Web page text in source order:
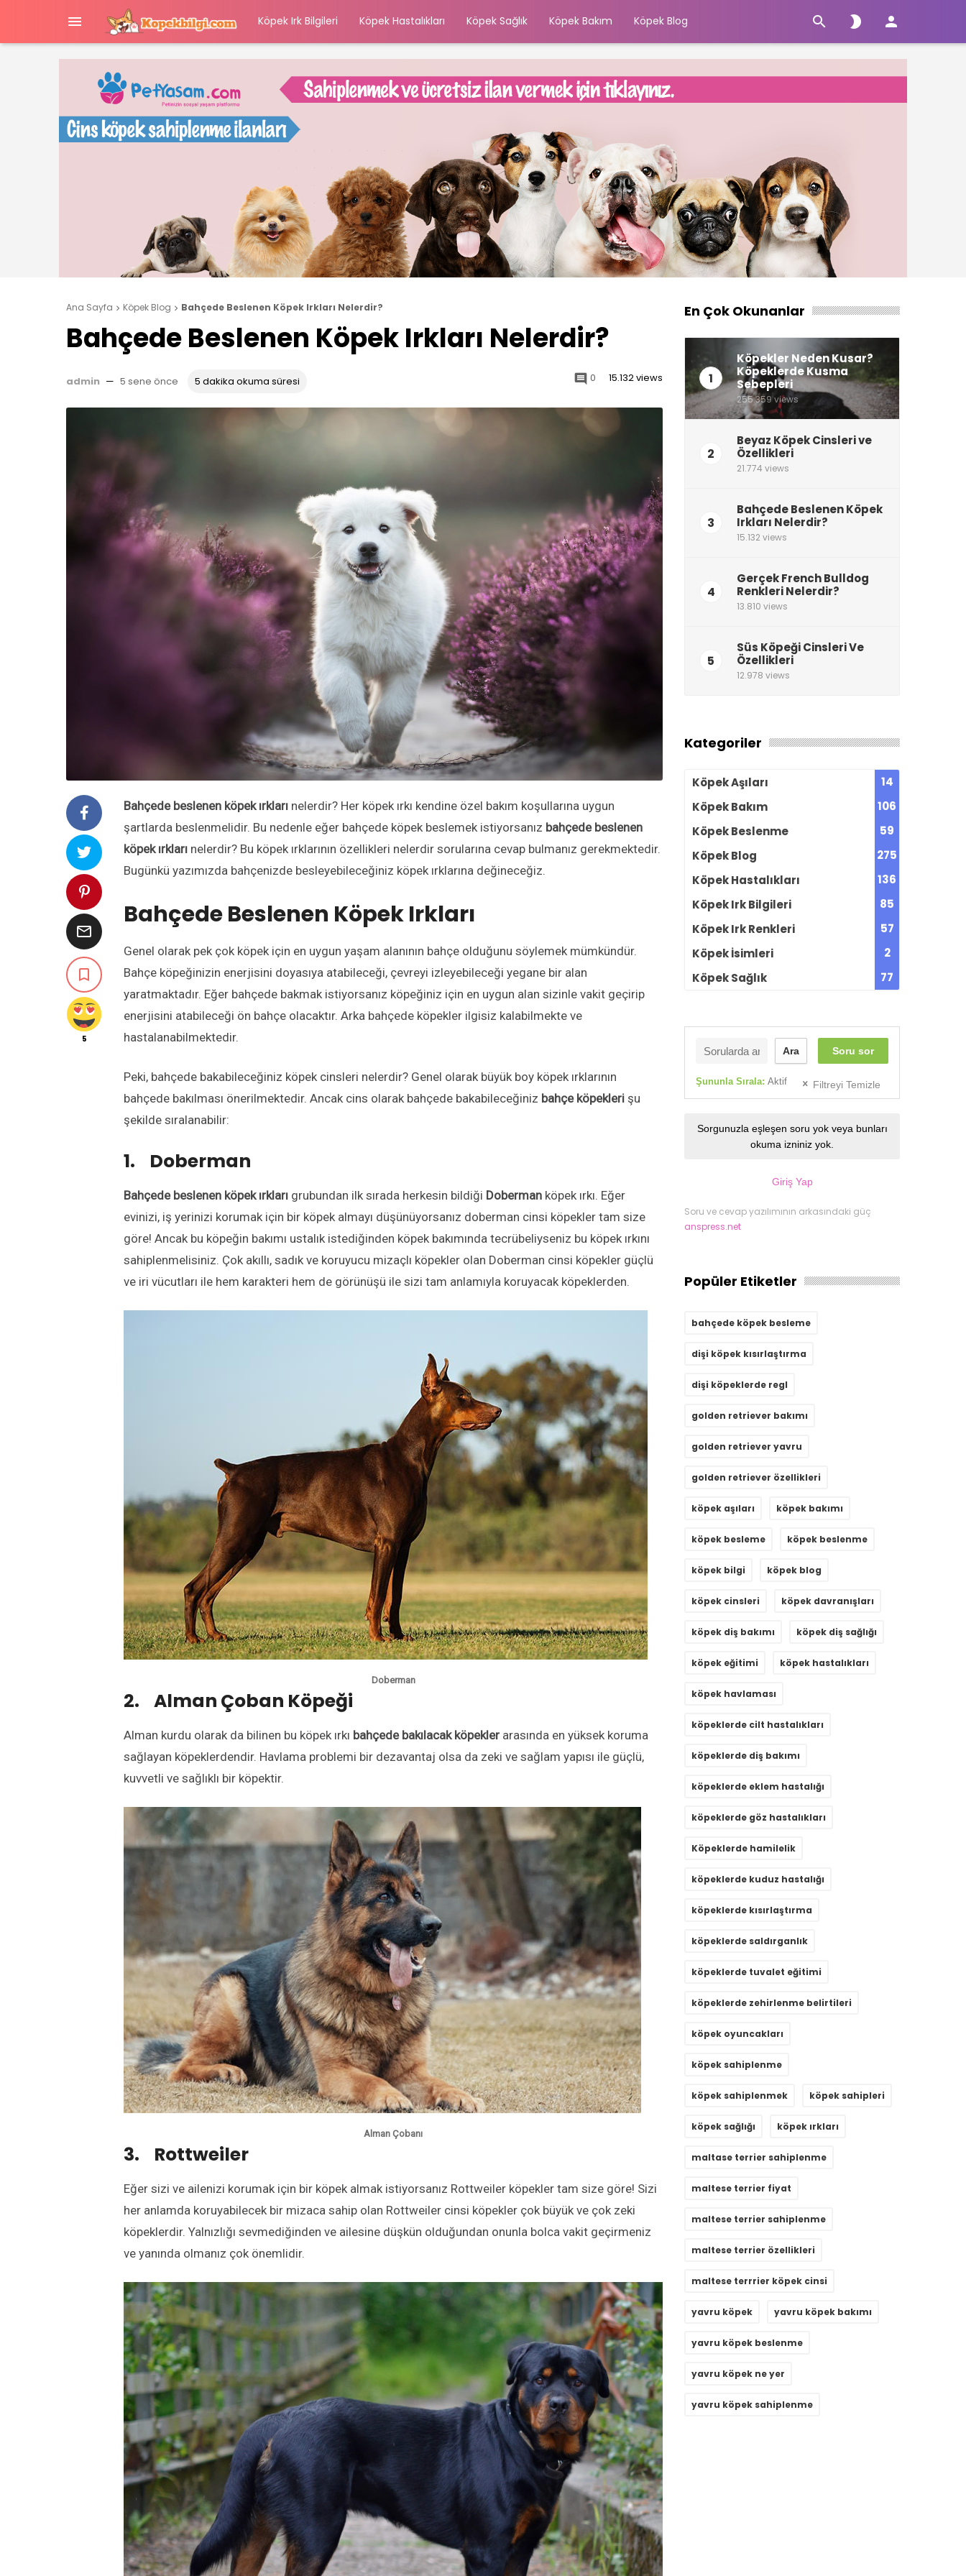
 Köpek Irk Bilgileri Köpek Hastalıkları Köpek Sağlık Köpek Bakım Köpek Blog   
Ana Sayfa  Köpek Blog  Bahçede Beslenen Köpek Irkları Nelerdir?
Bahçede Beslenen Köpek Irkları Nelerdir?
admin — 5 sene önce 5 dakika okuma süresi  0 15.132 views


5
Bahçede beslenen köpek ırkları nelerdir? Her köpek ırkı kendine özel bakım koşullarına uygun
şartlarda beslenmelidir. Bu nedenle eğer bahçede köpek beslemek istiyorsanız bahçede beslenen
köpek ırkları nelerdir? Bu köpek ırklarının özellikleri nelerdir sorularına cevap bulmanız gerekmektedir.
Bugünkü yazımızda bahçenizde besleyebileceğiniz köpek ırklarına değineceğiz.
Bahçede Beslenen Köpek Irkları
Genel olarak pek çok köpek için en uygun yaşam alanının bahçe olduğunu söylemek mümkündür.
Bahçe köpeğinizin enerjisini doyasıya atabileceği, çevreyi izleyebileceği yegane bir alan
yaratmaktadır. Eğer bahçede bakmak istiyorsanız köpeğiniz için en uygun alan sizinle vakit geçirip
enerjisini atabileceği ön bahçe olacaktır. Arka bahçede köpekler ilgisiz kalabilmekte ve
hastalanabilmektedir.
Peki, bahçede bakabileceğiniz köpek cinsleri nelerdir? Genel olarak büyük boy köpek ırklarının
bahçede bakılması önerilmektedir. Ancak cins olarak bahçede bakabileceğiniz bahçe köpekleri şu
şekilde sıralanabilir:
1. Doberman
Bahçede beslenen köpek ırkları grubundan ilk sırada herkesin bildiği Doberman köpek ırkı. Eğer
evinizi, iş yerinizi korumak için bir köpek almayı düşünüyorsanız doberman cinsi köpekler tam size
göre! Ancak bu köpeğin bakımı ustalık istediğinden köpek bakımında tecrübeliyseniz bu köpek ırkını
sahiplenmelisiniz. Çok akıllı, sadık ve koruyucu mizaçlı köpekler olan Doberman cinsi köpekler güçlü
ve iri vücutları ile hem karakteri hem de görünüşü ile sizi tam anlamıyla koruyacak köpeklerden.
Doberman
2. Alman Çoban Köpeği
Alman kurdu olarak da bilinen bu köpek ırkı bahçede bakılacak köpekler arasında en yüksek koruma
sağlayan köpeklerdendir. Havlama problemi bir dezavantaj olsa da zeki ve sağlam yapısı ile güçlü,
kuvvetli ve sağlıklı bir köpektir.
Alman Çobanı
3. Rottweiler
Eğer sizi ve ailenizi korumak için bir köpek almak istiyorsanız Rottweiler köpekler tam size göre! Sizi
her anlamda koruyabilecek bir mizaca sahip olan Rottweiler cinsi köpekler çok büyük ve çok zeki
köpeklerdir. Yalnızlığı sevmediğinden ve ailesine düşkün olduğundan onunla bolca vakit geçirmeniz
ve yanında olmanız çok önemlidir.
En Çok Okunanlar
1
Köpekler Neden Kusar?
Köpeklerde Kusma
Sebepleri
255.359 views
2
Beyaz Köpek Cinsleri ve
Özellikleri
21.774 views
3
Bahçede Beslenen Köpek
Irkları Nelerdir?
15.132 views
4
Gerçek French Bulldog
Renkleri Nelerdir?
13.810 views
5
Süs Köpeği Cinsleri Ve
Özellikleri
12.978 views
Kategoriler
Köpek Aşıları
14
Köpek Bakım
106
Köpek Beslenme
59
Köpek Blog
275
Köpek Hastalıkları
136
Köpek Irk Bilgileri
85
Köpek Irk Renkleri
57
Köpek İsimleri
2
Köpek Sağlık
77
Soru sor
Ara
Şununla Sırala: Aktif Filtreyi Temizle
Sorgunuzla eşleşen soru yok veya bunları
okuma izniniz yok.
Giriş Yap
Soru ve cevap yazılımının arkasındaki güç
anspress.net
Popüler Etiketler
bahçede köpek besleme
dişi köpek kısırlaştırma
dişi köpeklerde regl
golden retriever bakımı
golden retriever yavru
golden retriever özellikleri
köpek aşıları köpek bakımı
köpek besleme köpek beslenme
köpek bilgi köpek blog
köpek cinsleri köpek davranışları
köpek diş bakımı köpek diş sağlığı
köpek eğitimi köpek hastalıkları
köpek havlaması
köpeklerde cilt hastalıkları
köpeklerde diş bakımı
köpeklerde eklem hastalığı
köpeklerde göz hastalıkları
Köpeklerde hamilelik
köpeklerde kuduz hastalığı
köpeklerde kısırlaştırma
köpeklerde saldırganlık
köpeklerde tuvalet eğitimi
köpeklerde zehirlenme belirtileri
köpek oyuncakları
köpek sahiplenme
köpek sahiplenmek köpek sahipleri
köpek sağlığı köpek ırkları
maltase terrier sahiplenme
maltese terrier fiyat
maltese terrier sahiplenme
maltese terrier özellikleri
maltese terrrier köpek cinsi
yavru köpek yavru köpek bakımı
yavru köpek beslenme
yavru köpek ne yer
yavru köpek sahiplenme